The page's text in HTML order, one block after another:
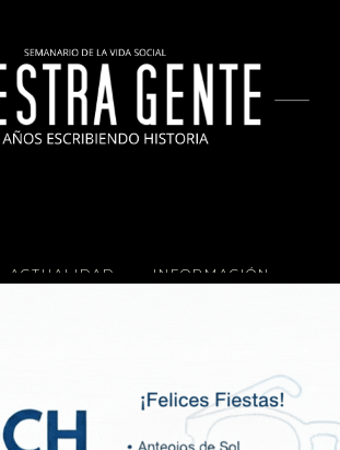
ACTUALIDAD INFORMACIÓN
2025 Nuestra Gente.